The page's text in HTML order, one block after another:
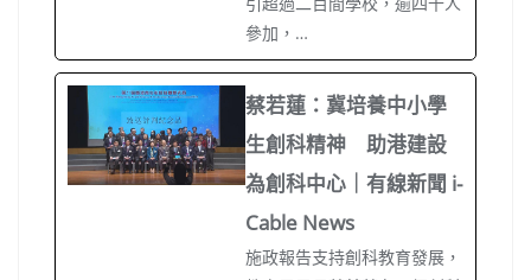
參加，…
蔡若蓮：冀培養中小學
生創科精神 助港建設
為創科中心｜有線新聞 i-
Cable News
施政報告支持創科教育發展，